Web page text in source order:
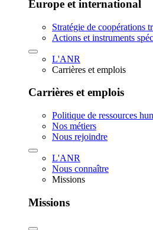
Europe et international
Stratégie de coopérations
Actions et instruments
L'ANR
Carrières et emplois
Carrières et emplois
Politique de ressources
Nos métiers
Nous rejoindre
L'ANR
Nous connaître
Missions
Missions